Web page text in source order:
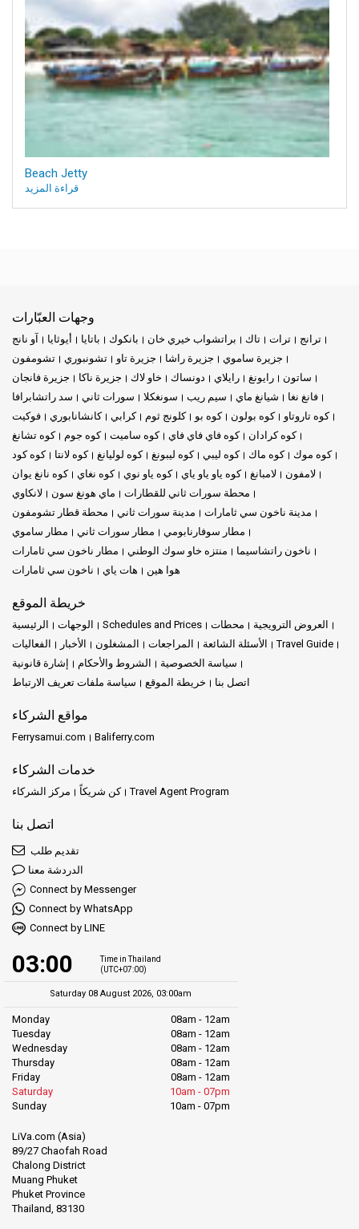
Beach Jetty
قراءة المزيد
وجهات العبّارات
آو نانج أيوثايا باتايا بانكوك براتشواب خيري خان تاك ترات
ترانج
تشومفون
تشونبوري جزيرة تاو جزيرة راشا
جزيرة ساموي
جزيرة فانجان
جزيرة ناكا خاو لاك دونساك رايلاي رايونغ
ساتون
سد راتشابرافا
سورات ثاني سونغكلا سيم ريب شيانغ ماي
فانغ نغا
فوكيت
كانشانابوري كرابي كلونج ثوم كوه بو كوه بولون
كوه تاروتاو
كوه تشانغ
كوه جوم كوه ساميت كوه فاي فاي فاي
كوه كرادان
كوه كود
كوه لانتا كوه لوليانغ كوه ليبونغ كوه ليبي كوه ماك
كوه موك
كوه نانغ يوان
كوه نغاي كوه ياو نوي كوه ياو ياو ياي لامبانغ
لامفون
لانكاوي
ماي هونغ سون
محطة سورات ثاني للقطارات
محطة قطار تشومفون
مدينة سورات ثاني
مدينة ناخون سي ثامارات
مطار ساموي
مطار سورات ثاني
مطار سوفارنابومي
مطار ناخون سي ثامارات
منتزه خاو سوك الوطني
ناخون راتشاسيما
ناخون سي ثامارات
هات ياي هوا هين
خريطة الموقع
الرئيسية الوجهات Schedules and Prices محطات
العروض الترويجية
الفعاليات
الأخبار المشغلون المراجعات الأسئلة الشائعة
Travel Guide
إشارة قانونية
الشروط والأحكام
سياسة الخصوصية
سياسة ملفات تعريف الارتباط
خريطة الموقع اتصل بنا
مواقع الشركاء
Ferrysamui.com Baliferry.com
خدمات الشركاء
مركز الشركاء كن شريكاً Travel Agent Program
اتصل بنا
تقديم طلب
الدردشة معنا
Connect by Messenger
Connect by WhatsApp
Connect by LINE
03:00
Time in Thailand
(UTC+07:00)
Saturday 08 August 2026, 03:00am
Monday
08am - 12am
Tuesday
08am - 12am
Wednesday
08am - 12am
Thursday
08am - 12am
Friday
08am - 12am
Saturday
10am - 07pm
Sunday
10am - 07pm
LiVa.com (Asia)
89/27 Chaofah Road
Chalong District
Muang Phuket
Phuket Province
Thailand, 83130